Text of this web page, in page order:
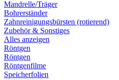
Mandrelle/Träger
Bohrerständer
Zahnreinigungsbürsten (rotierend)
Zubehör & Sonstiges
Alles anzeigen
Röntgen
Röntgen
Röntgenfilme
Speicherfolien